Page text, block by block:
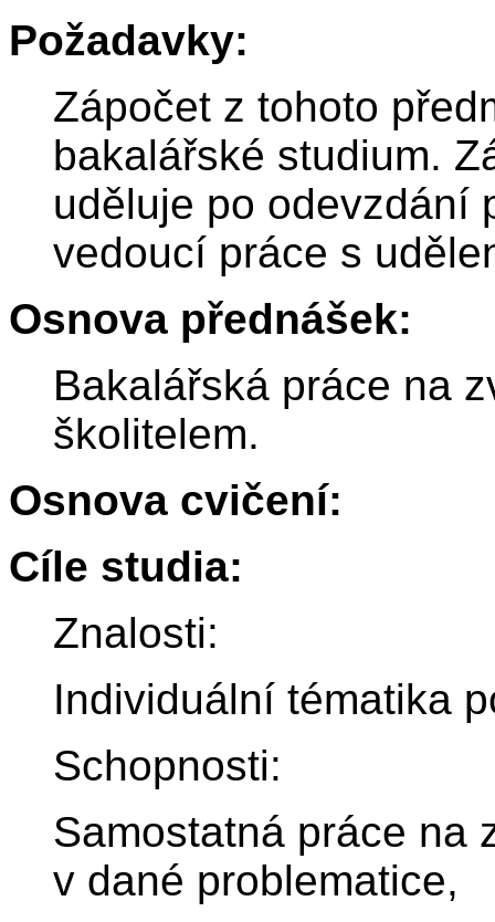
Požadavky:
Zápočet z tohoto
bakalářské studium.
uděluje po odevzdání
vedoucí práce s
Osnova přednášek:
Bakalářská práce na
školitelem.
Osnova cvičení:
Cíle studia:
Znalosti:
Individuální tématika
Schopnosti:
Samostatná práce na
v dané problematice,